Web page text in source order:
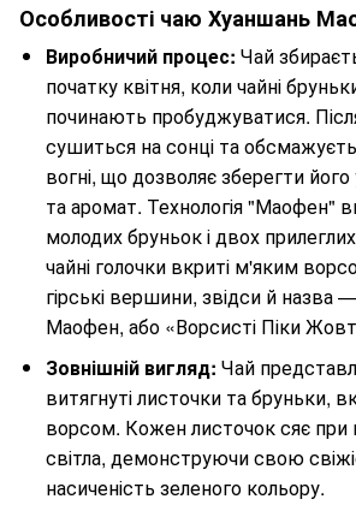
Особливості чаю Хуаншань
Виробничий процес: Чай
початку квітня, коли чайні
починають пробуджуватися.
сушиться на сонці та
вогні, що дозволяє зберегти
та аромат. Технологія "Маофен"
молодих бруньок і двох
чайні голочки вкриті м'яким
гірські вершини, звідси й назва
Маофен, або «Ворсисті Піки
Зовнішній вигляд: Чай
витягнуті листочки та бруньки,
ворсом. Кожен листочок сяє при
світла, демонструючи свою
насиченість зеленого кольору.